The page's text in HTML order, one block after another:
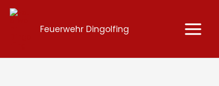
Zum
Feuerwehr Dingolfing